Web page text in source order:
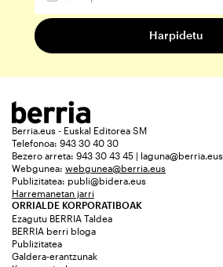
Berria.eus - Euskal Editorea SM
Telefonoa: 943 30 40 30
Bezero arreta: 943 30 43 45 | laguna@berria.eus
Webgunea: webgunea@berria.eus
Publizitatea: publi@bidera.eus
Harremanetan jarri
ORRIALDE KORPORATIBOAK
Ezagutu BERRIA Taldea
BERRIA berri bloga
Publizitatea
Galdera-erantzunak